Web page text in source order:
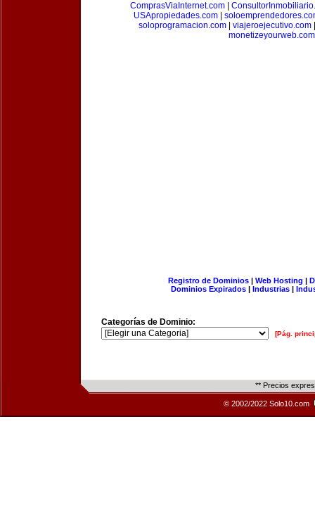
ComprasViaInternet.com
USApropiedades.com
soloprogramacion.com
viajeroejecutivo.com
monetizeyourweb.com
Registro de Dominios| Web Hosting |
Dominios Expirados | Industrias |
Categorías de Dominio:
[Pág.
** Precios
© 2002/2022 Solo10.com